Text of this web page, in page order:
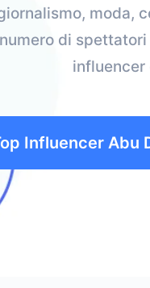
moda,
di
influencer
Influencer Abu